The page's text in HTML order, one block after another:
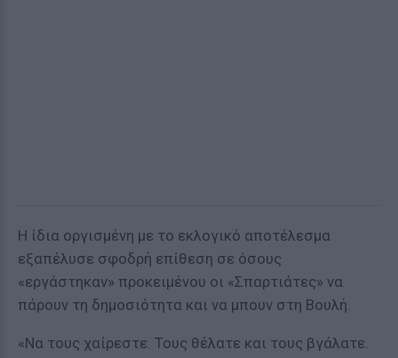
Η ίδια οργισμένη με το εκλογικό αποτέλεσμα
εξαπέλυσε σφοδρή επίθεση σε όσους
«εργάστηκαν» προκειμένου οι «Σπαρτιάτες» να
πάρουν τη δημοσιότητα και να μπουν στη Βουλή.
«Να τους χαίρεστε. Τους θέλατε και τους βγάλατε.